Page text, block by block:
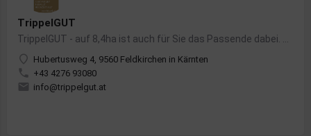
TrippelGUT
Hubertusweg 4, 9560 Feldkirchen in Kärnten
+43 4276 93080
info@trippelgut.at